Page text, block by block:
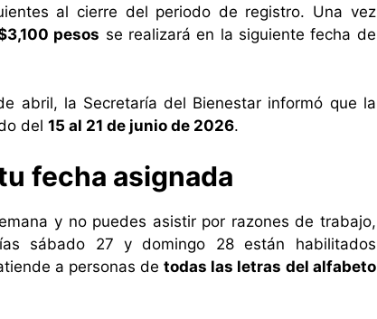
al cierre del periodo de registro. Una vez
pesos se realizará en la siguiente fecha de
abril, la Secretaría del Bienestar informó que la
del 15 al 21 de junio de 2026.
fecha asignada
y no puedes asistir por razones de trabajo,
sábado 27 y domingo 28 están habilitados
a personas detodas las letras del alfabeto